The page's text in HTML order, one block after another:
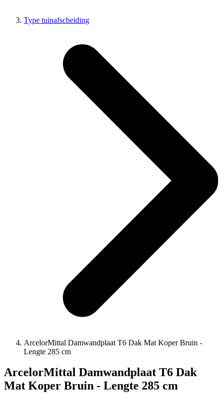
Type tuinafscheiding
ArcelorMittal Damwandplaat T6 Dak Mat Koper Bruin -
Lengte 285 cm
ArcelorMittal Damwandplaat T6 Dak
Mat Koper Bruin - Lengte 285 cm